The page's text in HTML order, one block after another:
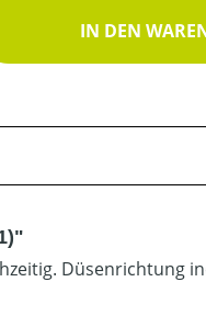
den IN DEN
Düsenrichtung